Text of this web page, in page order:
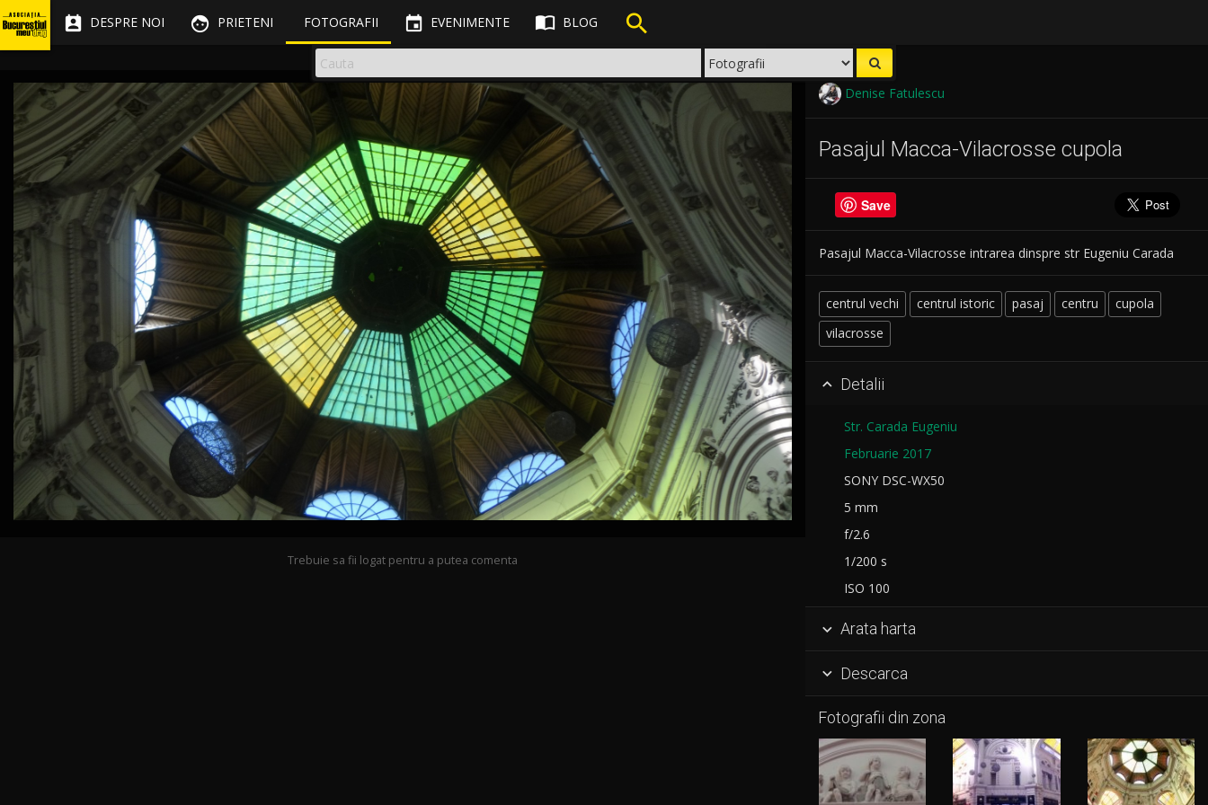
 DESPRE NOI  PRIETENI FOTOGRAFII  EVENIMENTE  BLOG 
Denise Fatulescu
Pasajul Macca-Vilacrosse cupola
Save
Pasajul Macca-Vilacrosse intrarea dinspre str Eugeniu Carada
centrul vechi centrul istoric pasaj centru
cupola
vilacrosse
 Detalii
Str. Carada Eugeniu
Februarie 2017
SONY DSC-WX50
5 mm
f/2.6
1/200 s
ISO 100
 Arata harta
 Descarca
Fotografii din zona
Trebuie sa fii logat pentru a putea comenta